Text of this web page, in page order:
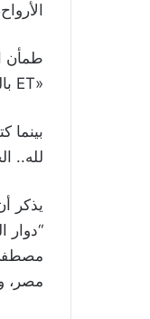
طمأن
«ET بالعربي»، مساء الاثنين، أنه بصحة جيدة، ولم يصبه ضرر سواء هو أو أبطال وصناع المسلسل.
بينما
لله..
“دوار
مصطفى
مصر،